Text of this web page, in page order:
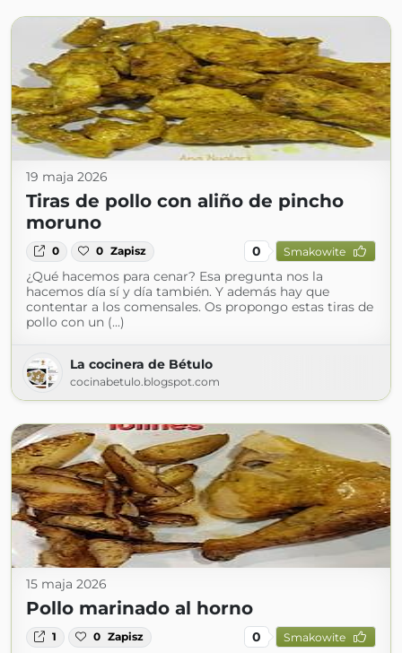
19 maja 2026
Tiras de pollo con aliño de pincho
moruno
0 0 Zapisz 0 Smakowite
¿Qué hacemos para cenar? Esa pregunta nos la
hacemos día sí y día también. Y además hay que
contentar a los comensales. Os propongo estas tiras de
pollo con un (...)
La cocinera de Bétulo
cocinabetulo.blogspot.com
15 maja 2026
Pollo marinado al horno
1 0 Zapisz 0 Smakowite